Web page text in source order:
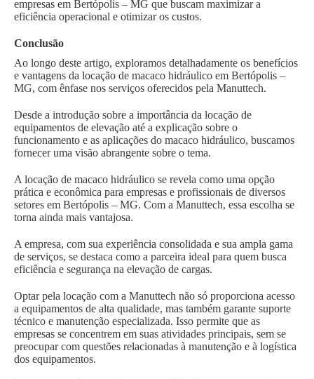
empresas em Bertópolis – MG que buscam maximizar a
eficiência operacional e otimizar os custos.
Conclusão
Ao longo deste artigo, exploramos detalhadamente os benefícios
e vantagens da locação de macaco hidráulico em Bertópolis –
MG, com ênfase nos serviços oferecidos pela Manuttech.
Desde a introdução sobre a importância da locação de
equipamentos de elevação até a explicação sobre o
funcionamento e as aplicações do macaco hidráulico, buscamos
fornecer uma visão abrangente sobre o tema.
A locação de macaco hidráulico se revela como uma opção
prática e econômica para empresas e profissionais de diversos
setores em Bertópolis – MG. Com a Manuttech, essa escolha se
torna ainda mais vantajosa.
A empresa, com sua experiência consolidada e sua ampla gama
de serviços, se destaca como a parceira ideal para quem busca
eficiência e segurança na elevação de cargas.
Optar pela locação com a Manuttech não só proporciona acesso
a equipamentos de alta qualidade, mas também garante suporte
técnico e manutenção especializada. Isso permite que as
empresas se concentrem em suas atividades principais, sem se
preocupar com questões relacionadas à manutenção e à logística
dos equipamentos.